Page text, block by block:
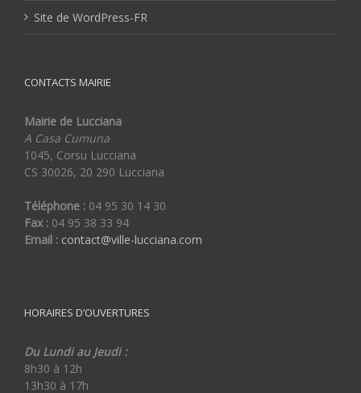
Site de WordPress-FR
CONTACTS MAIRIE
Mairie de Lucciana
A Casa Cumuna
1045, Corsu Lucciana
CS 30026, 20 290 Lucciana
Téléphone : 04 95 30 14 30
Fax : 04 95 38 33 94
Email : contact@ville-lucciana.com
HORAIRES D’OUVERTURES
Du Lundi au Jeudi :
8h30 à 12h
13h30 à 17h